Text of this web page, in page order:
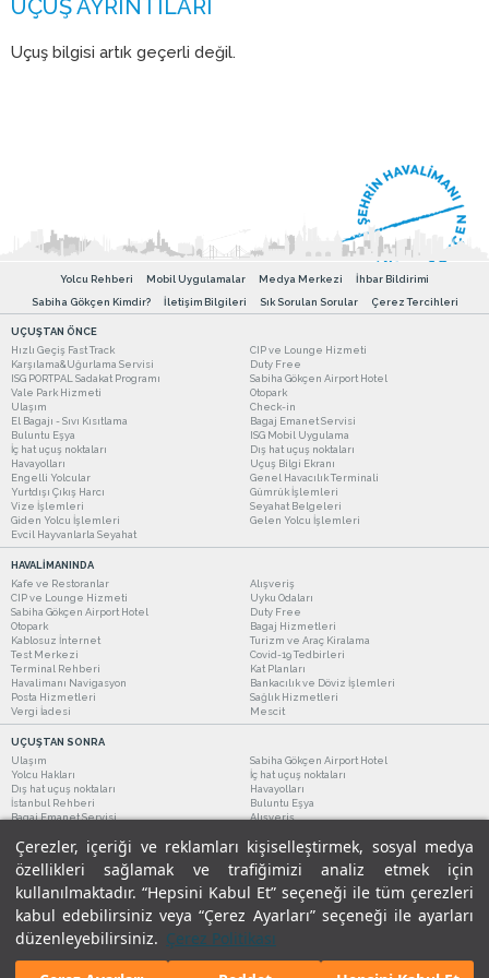
Çerezler, içeriği ve reklamları kişiselleştirmek, sosyal medya
özellikleri sağlamak ve trafiğimizi analiz etmek için
kullanılmaktadır. “Hepsini Kabul Et” seçeneği ile tüm çerezleri
kabul edebilirsiniz veya “Çerez Ayarları” seçeneği ile ayarları
düzenleyebilirsiniz. Çerez Politikası
Uçuş bilgisi artık geçerli değil.
Yolcu Rehberi Mobil Uygulamalar Medya Merkezi
İhbar Bildirimi
Sabiha Gökçen Kimdir?
İletişim Bilgileri Sık Sorulan Sorular Çerez Tercihleri
UÇUŞTAN ÖNCE
Hızlı Geçiş Fast Track
CIP ve Lounge Hizmeti
Karşılama&Uğurlama Servisi
Duty Free
ISG PORTPAL Sadakat Programı
Sabiha Gökçen Airport Hotel
Vale Park Hizmeti
Otopark
Ulaşım
Check-in
El Bagajı - Sıvı Kısıtlama
Bagaj Emanet Servisi
Buluntu Eşya
ISG Mobil Uygulama
İç hat uçuş noktaları
Dış hat uçuş noktaları
Havayolları
Uçuş Bilgi Ekranı
Engelli Yolcular
Genel Havacılık Terminali
Yurtdışı Çıkış Harcı
Gümrük İşlemleri
Vize İşlemleri
Seyahat Belgeleri
Giden Yolcu İşlemleri
Gelen Yolcu İşlemleri
Evcil Hayvanlarla Seyahat
HAVALİMANINDA
Kafe ve Restoranlar
Alışveriş
CIP ve Lounge Hizmeti
Uyku Odaları
Sabiha Gökçen Airport Hotel
Duty Free
Otopark
Bagaj Hizmetleri
Kablosuz İnternet
Turizm ve Araç Kiralama
Test Merkezi
Covid-19 Tedbirleri
Terminal Rehberi
Kat Planları
Havalimanı Navigasyon
Bankacılık ve Döviz İşlemleri
Posta Hizmetleri
Sağlık Hizmetleri
Vergi İadesi
Mescit
UÇUŞTAN SONRA
Ulaşım
Sabiha Gökçen Airport Hotel
Yolcu Hakları
İç hat uçuş noktaları
Dış hat uçuş noktaları
Havayolları
İstanbul Rehberi
Buluntu Eşya
Bagaj Emanet Servisi
Alışveriş